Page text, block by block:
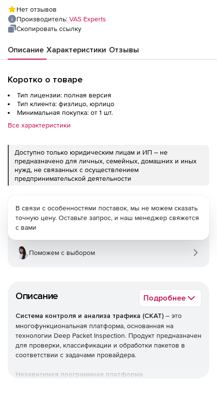
Нет отзывов
Производитель: VAS Experts
Скопировать ссылку
Описание Характеристики Отзывы
Коротко о товаре
Тип лицензии: полная версия
Тип клиента: физлицо, юрлицо
Минимальная покупка: от 1 шт.
Все характеристики
Доступно только юридическим лицам и ИП – не
предназначено для личных, семейных, домашних и иных
нужд, не связанных с осуществлением
предпринимательской деятельности
Описание Подробнее
Система контроля и анализа трафика (СКАТ) – это
многофункциональная платформа, основанная на
технологии Deep Packet Inspection. Продукт предназначен
для проверки, классификации и обработки пакетов в
соответствии с задачами провайдера.
Независимая программная платформа
В связи с особенностями поставок, мы не можем сказать
точную цену. Оставьте запрос, и наш менеджер свяжется
с вами
Поможем с выбором